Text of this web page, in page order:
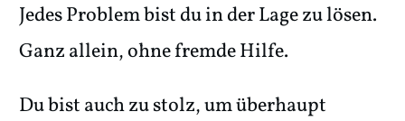
Jedes Problem bist du in der Lage zu lösen.
Ganz allein, ohne fremde Hilfe.
Du bist auch zu stolz, um überhaupt